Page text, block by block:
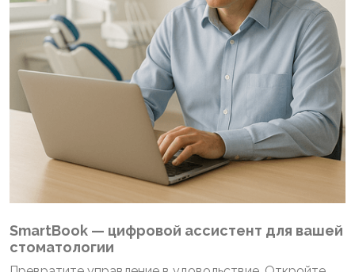
SmartBook — цифровой ассистент для вашей
стоматологии